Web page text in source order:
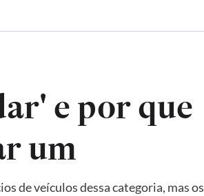
e por que
um
de veículos dessa categoria, mas os